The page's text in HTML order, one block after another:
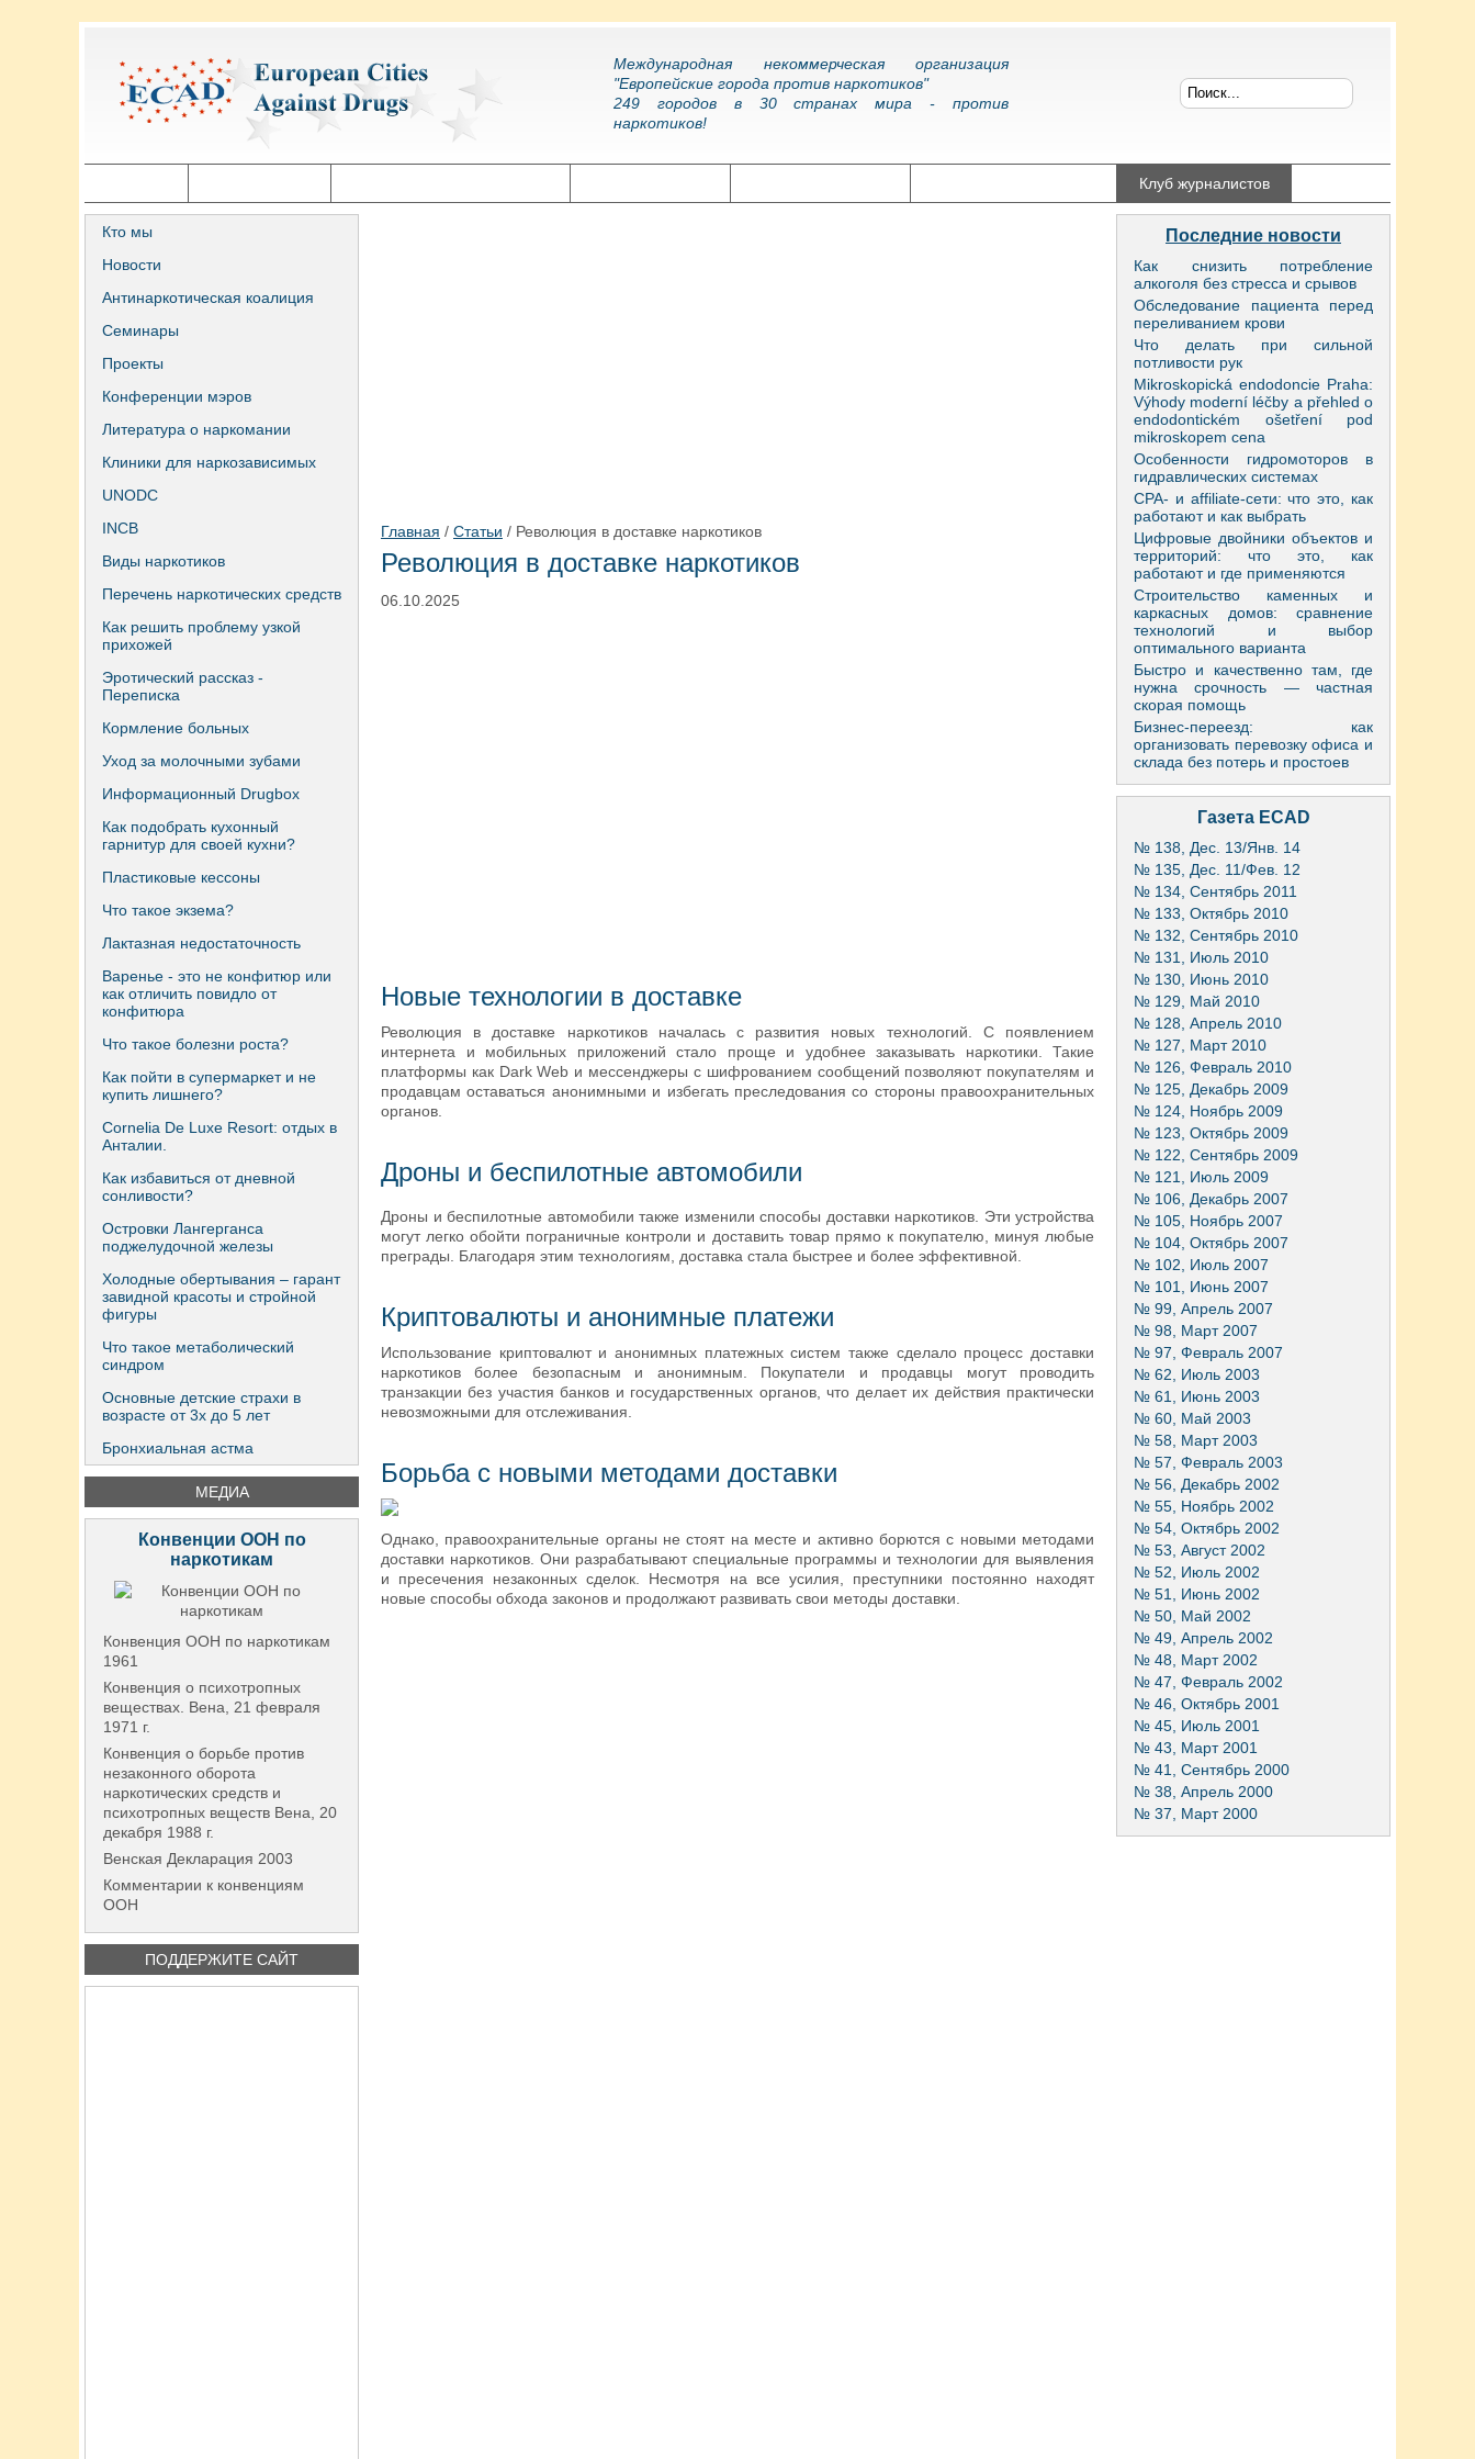
Международная некоммерческая организация
"Европейские города против наркотиков"
249 городов в 30 странах мира - против
наркотиков!
Клуб журналистов
Кто мы
Новости
Антинаркотическая коалиция
Семинары
Проекты
Конференции мэров
Литература о наркомании
Клиники для наркозависимых
UNODC
INCB
Виды наркотиков
Перечень наркотических средств
Как решить проблему узкой
прихожей
Эротический рассказ -
Переписка
Кормление больных
Уход за молочными зубами
Информационный Drugbox
Как подобрать кухонный
гарнитур для своей кухни?
Пластиковые кессоны
Что такое экзема?
Лактазная недостаточность
Варенье - это не конфитюр или
как отличить повидло от
конфитюра
Что такое болезни роста?
Как пойти в супермаркет и не
купить лишнего?
Сornelia De Luxe Resort: отдых в
Анталии.
Как избавиться от дневной
сонливости?
Островки Лангерганса
поджелудочной железы
Холодные обертывания – гарант
завидной красоты и стройной
фигуры
Что такое метаболический
синдром
Основные детские страхи в
возрасте от 3х до 5 лет
Бронхиальная астма
МЕДИА
Конвенции ООН по
наркотикам
Конвенция ООН по наркотикам
1961
Конвенция о психотропных
веществах. Вена, 21 февраля
1971 г.
Конвенция о борьбе против
незаконного оборота
наркотических средств и
психотропных веществ Вена, 20
декабря 1988 г.
Венская Декларация 2003
Комментарии к конвенциям
ООН
ПОДДЕРЖИТЕ САЙТ
Главная / Статьи / Революция в доставке наркотиков
Революция в доставке наркотиков
06.10.2025
Новые технологии в доставке
Революция в доставке наркотиков началась с развития новых технологий. С появлением
интернета и мобильных приложений стало проще и удобнее заказывать наркотики. Такие
платформы как Dark Web и мессенджеры с шифрованием сообщений позволяют покупателям и
продавцам оставаться анонимными и избегать преследования со стороны правоохранительных
органов.
Дроны и беспилотные автомобили
Дроны и беспилотные автомобили также изменили способы доставки наркотиков. Эти устройства
могут легко обойти пограничные контроли и доставить товар прямо к покупателю, минуя любые
преграды. Благодаря этим технологиям, доставка стала быстрее и более эффективной.
Криптовалюты и анонимные платежи
Использование криптовалют и анонимных платежных систем также сделало процесс доставки
наркотиков более безопасным и анонимным. Покупатели и продавцы могут проводить
транзакции без участия банков и государственных органов, что делает их действия практически
невозможными для отслеживания.
Борьба с новыми методами доставки
Однако, правоохранительные органы не стоят на месте и активно борются с новыми методами
доставки наркотиков. Они разрабатывают специальные программы и технологии для выявления
и пресечения незаконных сделок. Несмотря на все усилия, преступники постоянно находят
новые способы обхода законов и продолжают развивать свои методы доставки.
Последние новости
Как снизить потребление
алкоголя без стресса и срывов
Обследование пациента перед
переливанием крови
Что делать при сильной
потливости рук
Mikroskopická endodoncie Praha:
Výhody moderní léčby a přehled o
endodontickém ošetření pod
mikroskopem cena
Особенности гидромоторов в
гидравлических системах
CPA- и affiliate-сети: что это, как
работают и как выбрать
Цифровые двойники объектов и
территорий: что это, как
работают и где применяются
Строительство каменных и
каркасных домов: сравнение
технологий и выбор
оптимального варианта
Быстро и качественно там, где
нужна срочность — частная
скорая помощь
Бизнес-переезд: как
организовать перевозку офиса и
склада без потерь и простоев
Газета ECAD
№ 138, Дес. 13/Янв. 14
№ 135, Дес. 11/Фев. 12
№ 134, Сентябрь 2011
№ 133, Октябрь 2010
№ 132, Сентябрь 2010
№ 131, Июль 2010
№ 130, Июнь 2010
№ 129, Май 2010
№ 128, Апрель 2010
№ 127, Март 2010
№ 126, Февраль 2010
№ 125, Декабрь 2009
№ 124, Ноябрь 2009
№ 123, Октябрь 2009
№ 122, Сентябрь 2009
№ 121, Июль 2009
№ 106, Декабрь 2007
№ 105, Ноябрь 2007
№ 104, Октябрь 2007
№ 102, Июль 2007
№ 101, Июнь 2007
№ 99, Апрель 2007
№ 98, Март 2007
№ 97, Февраль 2007
№ 62, Июль 2003
№ 61, Июнь 2003
№ 60, Май 2003
№ 58, Март 2003
№ 57, Февраль 2003
№ 56, Декабрь 2002
№ 55, Ноябрь 2002
№ 54, Октябрь 2002
№ 53, Август 2002
№ 52, Июль 2002
№ 51, Июнь 2002
№ 50, Май 2002
№ 49, Апрель 2002
№ 48, Март 2002
№ 47, Февраль 2002
№ 46, Октябрь 2001
№ 45, Июль 2001
№ 43, Март 2001
№ 41, Сентябрь 2000
№ 38, Апрель 2000
№ 37, Март 2000